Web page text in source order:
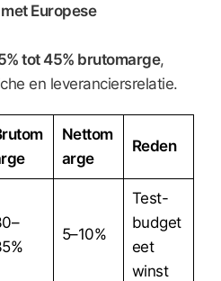
Europese
tot 45% brutomarge,
en leveranciersrelatie.
Nettom
arge
Reden
5–10%
Test-
budget
eet
winst